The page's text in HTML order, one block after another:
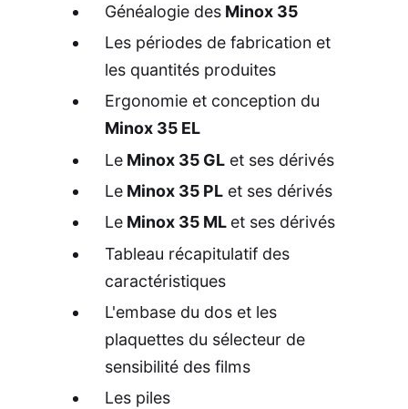
Généalogie des Minox 35
Les périodes de fabrication et
les quantités produites
Ergonomie et conception du
Minox 35 EL
Le Minox 35 GL et ses dérivés
Le Minox 35 PL et ses dérivés
Le Minox 35 ML et ses dérivés
Tableau récapitulatif des
caractéristiques
L'embase du dos et les
plaquettes du sélecteur de
sensibilité des films
Les piles